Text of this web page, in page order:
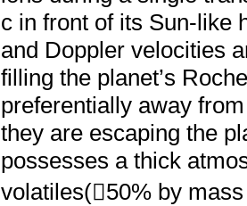
c in front of its Sun-like
and Doppler velocities
filling the planet’s
preferentially away
they are escaping the
possesses a thick
volatiles(50% by